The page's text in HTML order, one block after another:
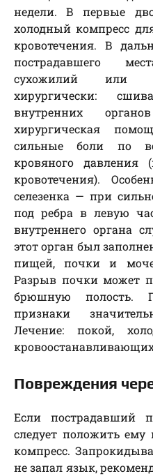
недели. В первые
холодный компресс
кровотечения. В
пострадавшего
сухожилий или
хирургически:
внутренних
хирургическая
сильные боли по
кровяного давления
кровотечения).
селезенка — при
под ребра в левую
внутреннего органа
этот орган был
пищей, почки и
Разрыв почки может
брюшную полость.
признаки
Лечение: покой,
Повреждения
Если пострадавший
следует положить
компресс.
не запал язык,